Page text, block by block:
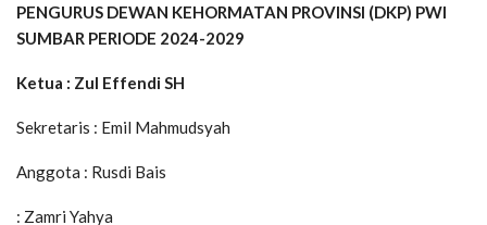
PENGURUS DEWAN KEHORMATAN PROVINSI (DKP) PWI
SUMBAR PERIODE 2024-2029
Ketua : Zul Effendi SH
Sekretaris : Emil Mahmudsyah
Anggota : Rusdi Bais
: Zamri Yahya